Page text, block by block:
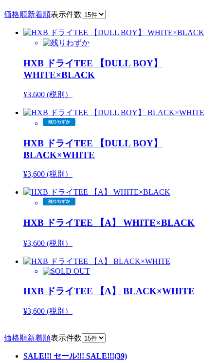
価格順新着順表示件数
HXB ドライTEE 【DULL BOY】
WHITE×BLACK
¥3,600 (税別）
HXB ドライTEE 【DULL BOY】
BLACK×WHITE
¥3,600 (税別）
HXB ドライTEE 【A】 WHITE×BLACK
¥3,600 (税別）
HXB ドライTEE 【A】 BLACK×WHITE
¥3,600 (税別）
価格順新着順表示件数
SALE!!! セール!!! SALE!!!(39)